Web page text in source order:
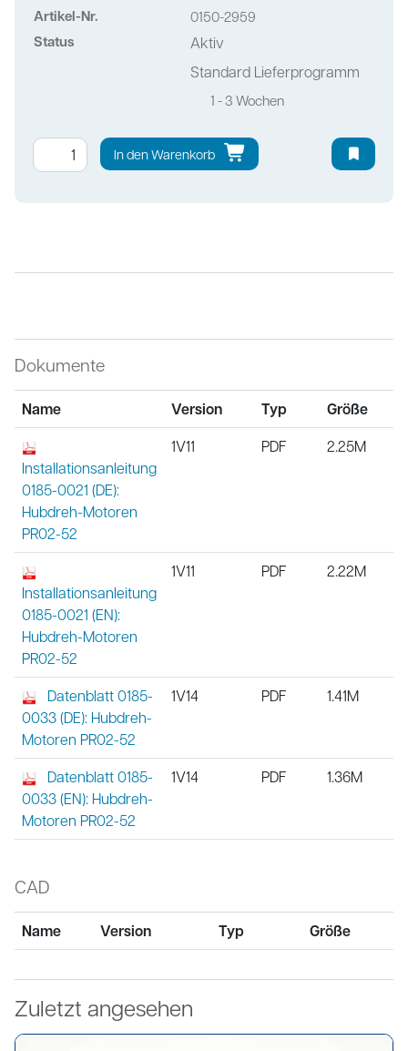
Artikel-Nr. 0150-2959
Status
Aktiv
Standard Lieferprogramm
1 - 3 Wochen
In den Warenkorb
Dokumente
Name Version Typ Größe
Installationsanleitung
0185-0021 (DE):
Hubdreh-Motoren
PR02-52
1V11 PDF 2.25M
Installationsanleitung
0185-0021 (EN):
Hubdreh-Motoren
PR02-52
1V11 PDF 2.22M
Datenblatt 0185-
0033 (DE): Hubdreh-
Motoren PR02-52
1V14 PDF 1.41M
Datenblatt 0185-
0033 (EN): Hubdreh-
Motoren PR02-52
1V14 PDF 1.36M
CAD
Name Version Typ Größe
Zuletzt angesehen